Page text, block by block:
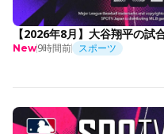
【2026年8月】大谷翔平の試
New9時間前 スポーツ